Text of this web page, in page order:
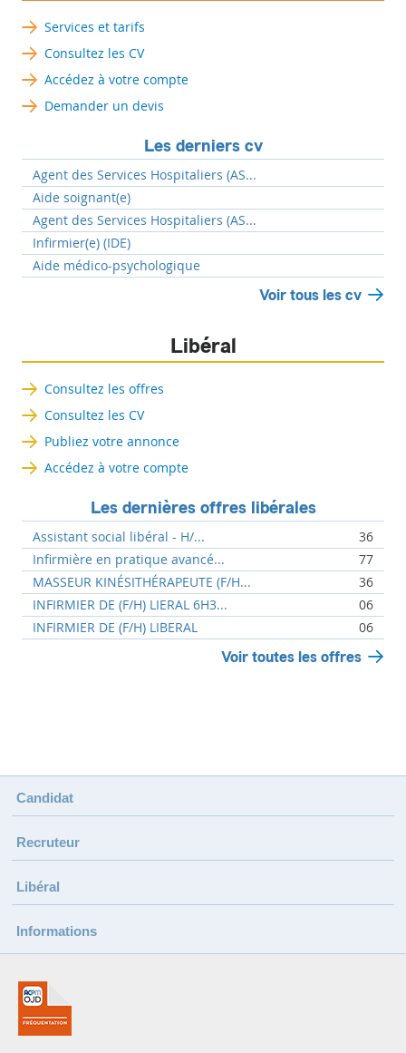
Services et tarifs
Consultez les CV
Accédez à votre compte
Demander un devis
Les derniers cv
Agent des Services Hospitaliers (AS...
Aide soignant(e)
Agent des Services Hospitaliers (AS...
Infirmier(e) (IDE)
Aide médico-psychologique
Voir tous les cv
Libéral
Consultez les offres
Consultez les CV
Publiez votre annonce
Accédez à votre compte
Les dernières offres libérales
Assistant social libéral - H/...
36
Infirmière en pratique avancé...
77
MASSEUR KINÉSITHÉRAPEUTE (F/H...
36
INFIRMIER DE (F/H) LIERAL 6H3...
06
INFIRMIER DE (F/H) LIBERAL
06
Voir toutes les offres
Candidat
Recruteur
Libéral
Informations